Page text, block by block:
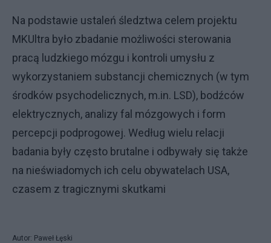
Na podstawie ustaleń śledztwa celem projektu
MKUltra było zbadanie możliwości sterowania
pracą ludzkiego mózgu i kontroli umysłu z
wykorzystaniem substancji chemicznych (w tym
środków psychodelicznych, m.in. LSD), bodźców
elektrycznych, analizy fal mózgowych i form
percepcji podprogowej. Według wielu relacji
badania były często brutalne i odbywały się także
na nieświadomych ich celu obywatelach USA,
czasem z tragicznymi skutkami
Autor: Paweł Łęski